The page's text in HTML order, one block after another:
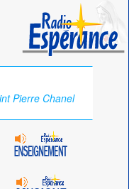
Pierre Chanel